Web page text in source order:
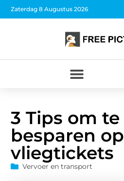
Zaterdag 8 Augustus 2026
3 Tips om te
besparen op
vliegtickets
Vervoer en transport